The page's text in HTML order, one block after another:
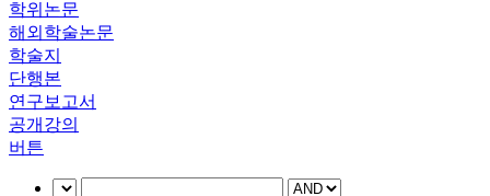
학위논문
해외학술논문
학술지
단행본
연구보고서
공개강의
버튼